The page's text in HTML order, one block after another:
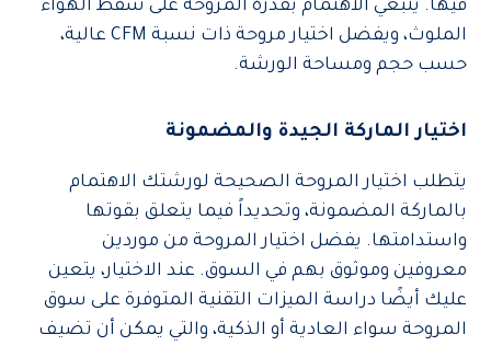
فيها. ينبغي الاهتمام بقدرة المروحة على شفط الهواء
الملوث، ويفضل اختيار مروحة ذات نسبة CFM عالية،
حسب حجم ومساحة الورشة.
اختيار الماركة الجيدة والمضمونة
يتطلب اختيار المروحة الصحيحة لورشتك الاهتمام
بالماركة المضمونة، وتحديداً فيما يتعلق بقوتها
واستدامتها. يفضل اختيار المروحة من موردين
معروفين وموثوق بهم في السوق. عند الاختيار، يتعين
عليك أيضًا دراسة الميزات التقنية المتوفرة على سوق
المروحة سواء العادية أو الذكية، والتي يمكن أن تضيف